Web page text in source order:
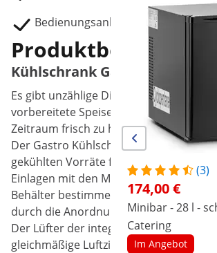
Bedienungsanleitung
(3)
174,00 €
Minibar - 28 l -
Catering
Im Angebot
Kühlschrank Gastro mit zwei
Es gibt unzählige Dinge, die Sie für
vorbereitete Speisen und Soßen,
Zeitraum frisch zu halten, bietet der
Der Gastro Kühlschrank hat ein
gekühlten Vorräte für Ihren
Einlagen mit den Maßen von 64,8 x
Behälter bestimmen können. Ob
durch die Anordnung der Einschübe
Der Lüfter der integrierten
gleichmäßige Luftzirkulation im